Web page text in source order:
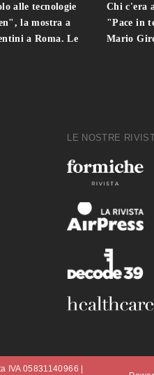
alle tecnologie
la mostra a
a Roma. Le
Chi c'era
"Pace in
Mario
LE NOSTRE
05831140966 |